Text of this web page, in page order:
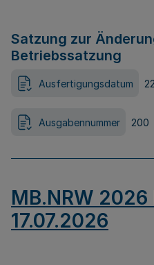
Satzung zur
Betriebssatzung
Ausfertigungsdatum
Ausgabennummer 200
MB.NRW 2026
17.07.2026